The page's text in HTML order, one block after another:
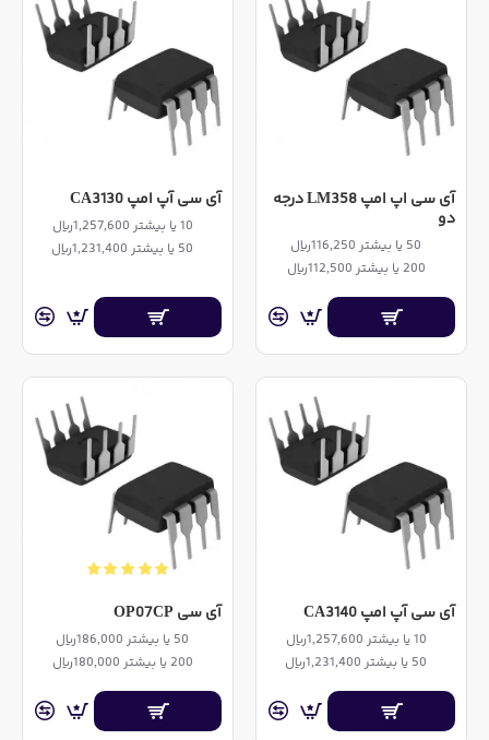
آی سی اپ امپ LM358 درجه
دو
50 یا بیشتر 116,250ریال
200 یا بیشتر 112,500ریال
آی سی آپ امپ CA3130
10 یا بیشتر 1,257,600ریال
50 یا بیشتر 1,231,400ریال
آی سی آپ امپ CA3140
10 یا بیشتر 1,257,600ریال
50 یا بیشتر 1,231,400ریال
آی سی OP07CP
50 یا بیشتر 186,000ریال
200 یا بیشتر 180,000ریال